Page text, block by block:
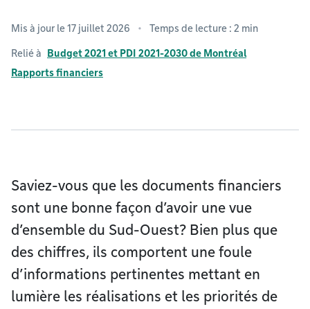
Mis à jour le 17 juillet 2026 Temps de lecture : 2 min
Relié à
Budget 2021 et PDI 2021-2030 de Montréal
Rapports financiers
Saviez-vous que les documents financiers
sont une bonne façon d’avoir une vue
d’ensemble du Sud-Ouest? Bien plus que
des chiffres, ils comportent une foule
d’informations pertinentes mettant en
lumière les réalisations et les priorités de